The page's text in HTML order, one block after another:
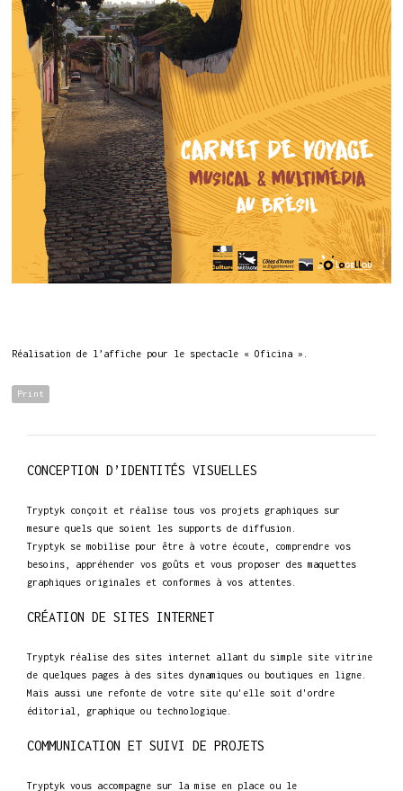
Réalisation de l’affiche pour le spectacle « Oficina ».
Print
CONCEPTION D’IDENTITÉS VISUELLES
Tryptyk conçoit et réalise tous vos projets graphiques sur
mesure quels que soient les supports de diffusion.
Tryptyk se mobilise pour être à votre écoute, comprendre vos
besoins, appréhender vos goûts et vous proposer des maquettes
graphiques originales et conformes à vos attentes.
CRÉATION DE SITES INTERNET
Tryptyk réalise des sites internet allant du simple site vitrine
de quelques pages à des sites dynamiques ou boutiques en ligne.
Mais aussi une refonte de votre site qu'elle soit d'ordre
éditorial, graphique ou technologique.
COMMUNICATION ET SUIVI DE PROJETS
Tryptyk vous accompagne sur la mise en place ou le